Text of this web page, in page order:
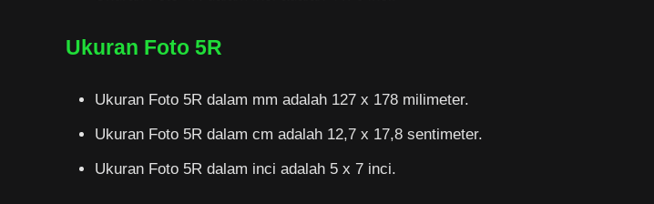
Ukuran Foto 5R
Ukuran Foto 5R dalam mm adalah 127 x 178 milimeter.
Ukuran Foto 5R dalam cm adalah 12,7 x 17,8 sentimeter.
Ukuran Foto 5R dalam inci adalah 5 x 7 inci.